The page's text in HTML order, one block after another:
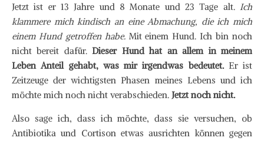
Jetzt ist er 13 Jahre und 8 Monate und 23 Tage alt. Ich
klammere mich kindisch an eine Abmachung, die ich mich
einem Hund getroffen habe. Mit einem Hund. Ich bin noch
nicht bereit dafür.Dieser Hund hat an allem in meinem
Leben Anteil gehabt, was mir irgendwas bedeutet.Er ist
Zeitzeuge der wichtigsten Phasen meines Lebens und ich
möchte mich noch nicht verabschieden. Jetzt noch nicht.
Also sage ich, dass ich möchte, dass sie versuchen, ob
Antibiotika und Cortison etwas ausrichten können gegen